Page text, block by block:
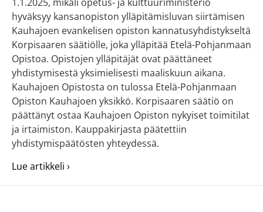
hyväksyy kansanopiston ylläpitämisluvan siirtämisen
Kauhajoen evankelisen opiston kannatusyhdistykseltä
Korpisaaren säätiölle, joka ylläpitää Etelä-Pohjanmaan
Opistoa. Opistojen ylläpitäjät ovat päättäneet
yhdistymisestä yksimielisesti maaliskuun aikana.
Kauhajoen Opistosta on tulossa Etelä-Pohjanmaan
Opiston Kauhajoen yksikkö. Korpisaaren säätiö on
päättänyt ostaa Kauhajoen Opiston nykyiset toimitilat
ja irtaimiston. Kauppakirjasta päätettiin
yhdistymispäätösten yhteydessä.
Lue artikkeli ›